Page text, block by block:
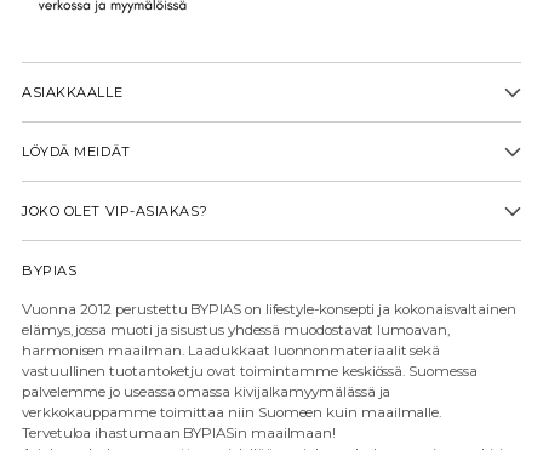
ASIAKKAALLE
LÖYDÄ MEIDÄT
JOKO OLET VIP-ASIAKAS?
BYPIAS
Vuonna 2012 perustettu BYPIAS on lifestyle-konsepti ja kokonaisvaltainen
elämys, jossa muoti ja sisustus yhdessä muodostavat lumoavan,
harmonisen maailman. Laadukkaat luonnonmateriaalit sekä
vastuullinen tuotantoketju ovat toimintamme keskiössä. Suomessa
palvelemme jo useassa omassa kivijalkamyymälässä ja
verkkokauppamme toimittaa niin Suomeen kuin maailmalle.
Tervetuloa ihastumaan BYPIASin maailmaan!